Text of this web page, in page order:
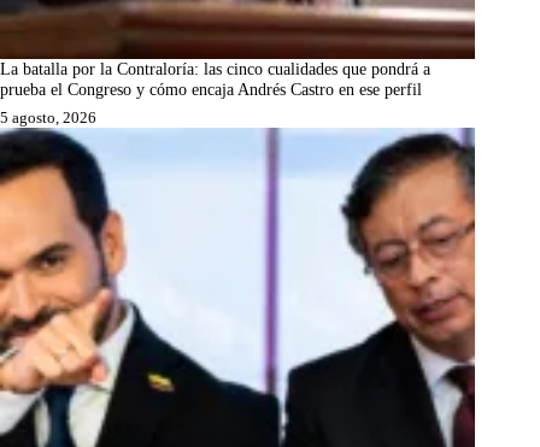
La batalla por la Contraloría: las cinco cualidades que pondrá a
prueba el Congreso y cómo encaja Andrés Castro en ese perfil
5 agosto, 2026